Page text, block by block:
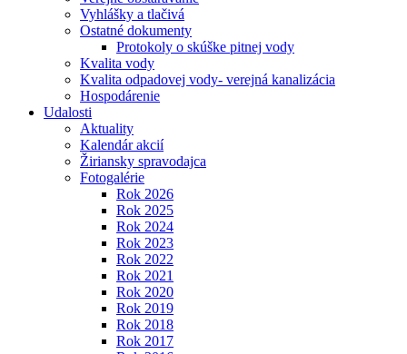
Vyhlášky a tlačivá
Ostatné dokumenty
Protokoly o skúške pitnej vody
Kvalita vody
Kvalita odpadovej vody- verejná kanalizácia
Hospodárenie
Udalosti
Aktuality
Kalendár akcií
Žiriansky spravodajca
Fotogalérie
Rok 2026
Rok 2025
Rok 2024
Rok 2023
Rok 2022
Rok 2021
Rok 2020
Rok 2019
Rok 2018
Rok 2017